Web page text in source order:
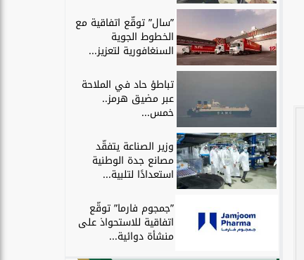
”سال” توقّع اتفاقية مع
الخطوط الجوية
السنغافورية لتعزيز...
تباطؤ حاد في الملاحة
عبر مضيق هرمز..
خمس...
وزير الصناعة يتفقّد
مصانع جدة الوطنية
استعدادًا لتلبية...
”جمجوم فارما” توقّع
اتفاقية للاستحواذ على
منشأة دوائية...